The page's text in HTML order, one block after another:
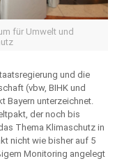
für Umwelt und
und die
(vbw, BIHK und
Bayern unterzeichnet.
der noch bis
Thema Klimaschutz in
nicht wie bisher auf 5
Monitoring angelegt